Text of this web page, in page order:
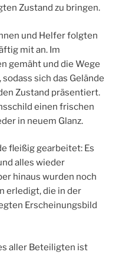
Zustand zu bringen.
und Helfer folgten
mit an. Im
gemäht und die Wege
sich das Gelände
Zustand präsentiert.
einen frischen
in neuem Glanz.
fleißig gearbeitet: Es
alles wieder
hinaus wurden noch
erledigt, die in der
Erscheinungsbild
aller Beteiligten ist